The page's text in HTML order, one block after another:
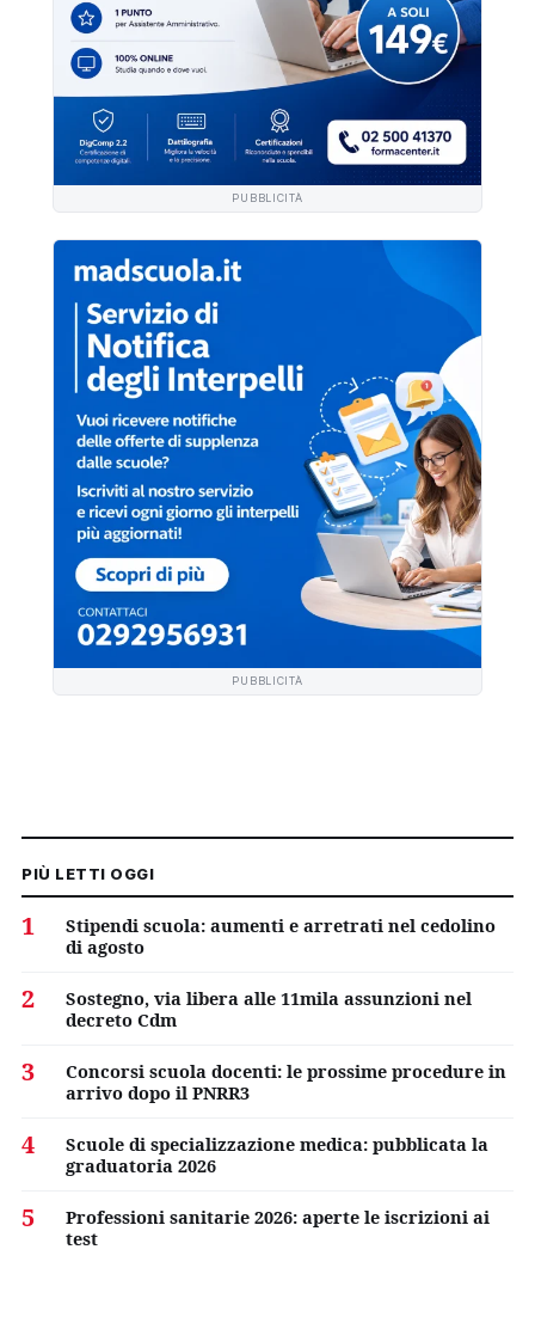
PUBBLICITÀ
PUBBLICITÀ
PIÙ LETTI OGGI
1
Stipendi scuola: aumenti e arretrati nel cedolino
di agosto
2
Sostegno, via libera alle 11mila assunzioni nel
decreto Cdm
3
Concorsi scuola docenti: le prossime procedure in
arrivo dopo il PNRR3
4
Scuole di specializzazione medica: pubblicata la
graduatoria 2026
5
Professioni sanitarie 2026: aperte le iscrizioni ai
test